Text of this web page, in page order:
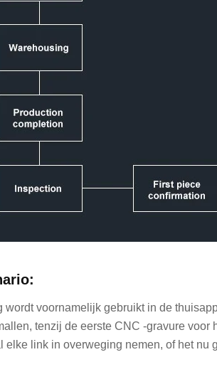
wordt voornamelijk gebruikt in de
tenzij de eerste CNC -gravure voor
link in overweging nemen, of het nu